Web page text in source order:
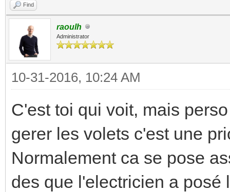
Find
raoulh
Administrator
10-31-2016, 10:24 AM
C'est toi qui voit, mais
gerer les volets c'est une
Normalement ca se pose
des que l'electricien a posé